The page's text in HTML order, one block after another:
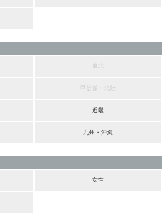
東北
甲信越・北陸
近畿
九州・沖縄
女性